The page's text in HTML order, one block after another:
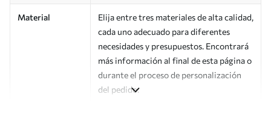
Material
Elija entre tres materiales de alta calidad,
cada uno adecuado para diferentes
necesidades y presupuestos. Encontrará
más información al final de esta página o
durante el proceso de personalización
del pedido.